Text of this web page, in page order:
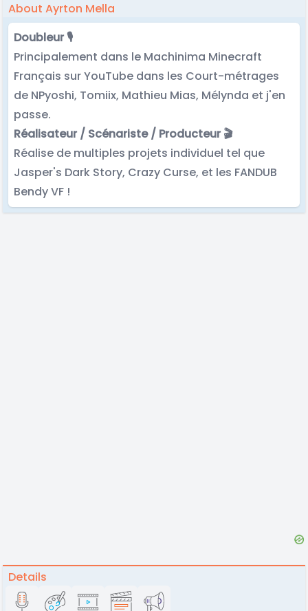
About Ayrton Mella
Doubleur 🎙️
Principalement dans le Machinima Minecraft
Français sur YouTube dans les Court-métrages
de NPyoshi, Tomiix, Mathieu Mias, Mélynda et j'en
passe.
Réalisateur / Scénariste / Producteur 🎬
Réalise de multiples projets individuel tel que
Jasper's Dark Story, Crazy Curse, et les FANDUB
Bendy VF !
Details